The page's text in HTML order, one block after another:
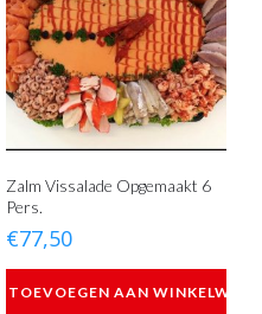
Zalm Vissalade Opgemaakt 6
Pers.
€77,50
TOEVOEGEN AAN